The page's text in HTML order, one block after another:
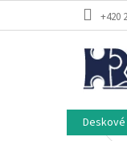
+420